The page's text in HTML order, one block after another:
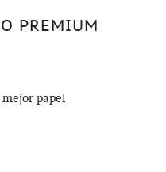
PREMIUM
papel